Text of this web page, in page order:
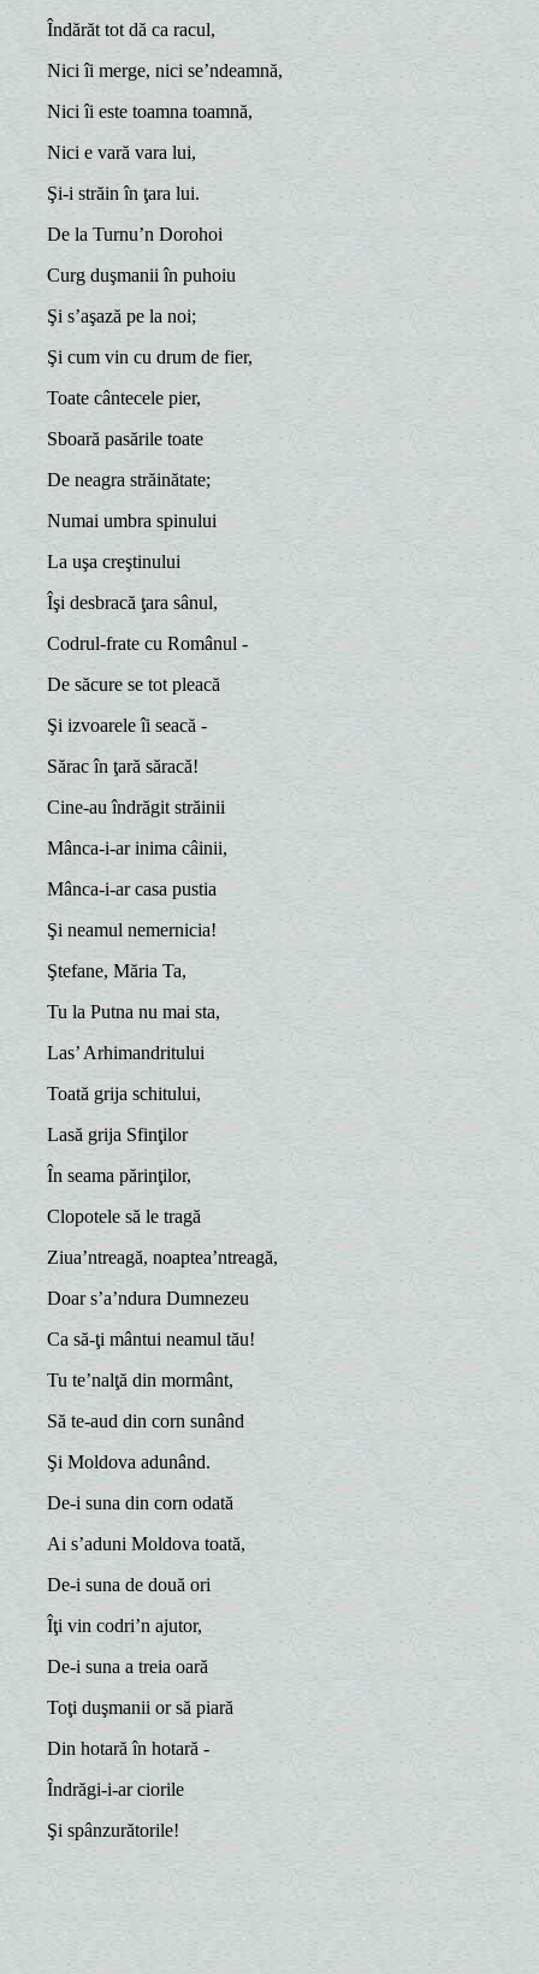
Îndărăt tot dă ca racul,
Nici îi merge, nici se’ndeamnă,
Nici îi este toamna toamnă,
Nici e vară vara lui,
Şi-i străin în ţara lui.
De la Turnu’n Dorohoi
Curg duşmanii în puhoiu
Şi s’aşază pe la noi;
Şi cum vin cu drum de fier,
Toate cântecele pier,
Sboară pasările toate
De neagra străinătate;
Numai umbra spinului
La uşa creştinului
Îşi desbracă ţara sânul,
Codrul-frate cu Românul -
De săcure se tot pleacă
Şi izvoarele îi seacă -
Sărac în ţară săracă!
Cine-au îndrăgit străinii
Mânca-i-ar inima câinii,
Mânca-i-ar casa pustia
Şi neamul nemernicia!
Ştefane, Măria Ta,
Tu la Putna nu mai sta,
Las’ Arhimandritului
Toată grija schitului,
Lasă grija Sfinţilor
În seama părinţilor,
Clopotele să le tragă
Ziua’ntreagă, noaptea’ntreagă,
Doar s’a’ndura Dumnezeu
Ca să-ţi mântui neamul tău!
Tu te’nalţă din mormânt,
Să te-aud din corn sunând
Şi Moldova adunând.
De-i suna din corn odată
Ai s’aduni Moldova toată,
De-i suna de două ori
Îţi vin codri’n ajutor,
De-i suna a treia oară
Toţi duşmanii or să piară
Din hotară în hotară -
Îndrăgi-i-ar ciorile
Şi spânzurătorile!